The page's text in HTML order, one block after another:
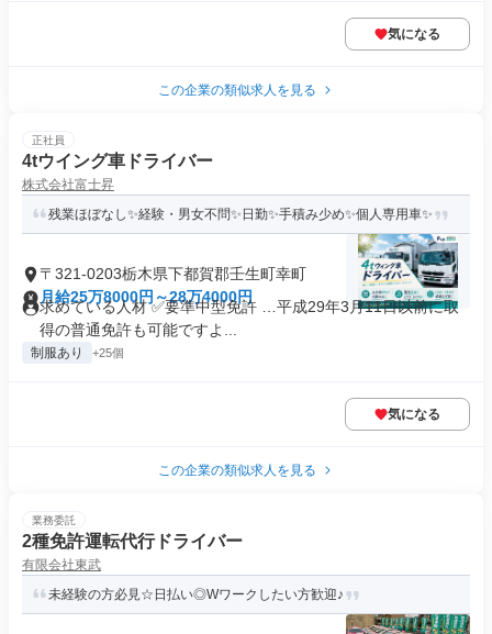
気になる
この企業の類似求人を見る
正社員
4tウイング車ドライバー
株式会社富士昇
残業ほぼなし✨経験・男女不問✨日勤✨手積み少め✨個人専用車✨
〒321-0203栃木県下都賀郡壬生町幸町
月給25万8000円～28万4000円
求めている人材 ✅要準中型免許 …平成29年3月11日以前に取
得の普通免許も可能ですよ...
制服あり +25個
気になる
この企業の類似求人を見る
業務委託
2種免許運転代行ドライバー
有限会社東武
未経験の方必見☆日払い◎Wワークしたい方歓迎♪